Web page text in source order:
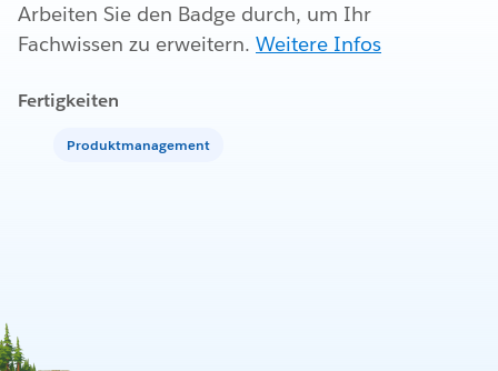
Arbeiten Sie den Badge durch, um Ihr
Fachwissen zu erweitern. Weitere Infos
Fertigkeiten
Produktmanagement